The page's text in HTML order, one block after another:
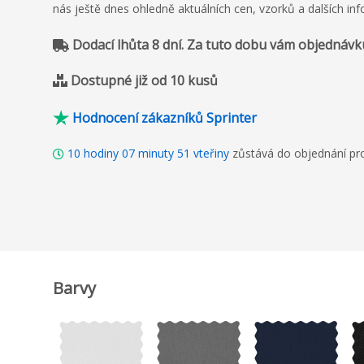
nás ještě dnes ohledně aktuálních cen, vzorků a dalších
Dodací lhůta 8 dní. Za tuto dobu vám
Dostupné již od 10 kusů
Hodnocení zákazníků Sprinter
10 hodiny 07 minuty 50 vteřiny zůstává do objednání
Barvy